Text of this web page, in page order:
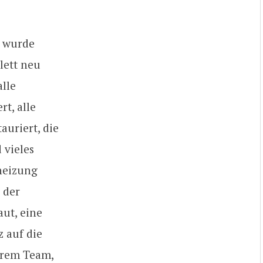
neu
alle
die
vieles
der
eine
auf die
Team,